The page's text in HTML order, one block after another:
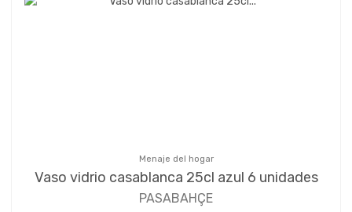
Menaje del hogar
Vaso vidrio casablanca 25cl azul 6 unidades
PASABAHÇE